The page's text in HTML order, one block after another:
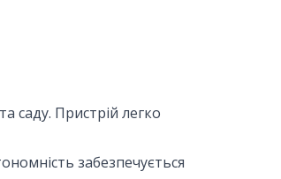
саду. Пристрій легко
забезпечується